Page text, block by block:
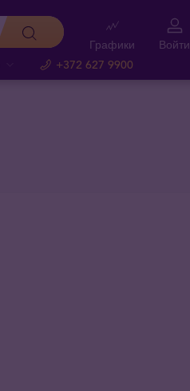
+372 627 9900
Графики Войти